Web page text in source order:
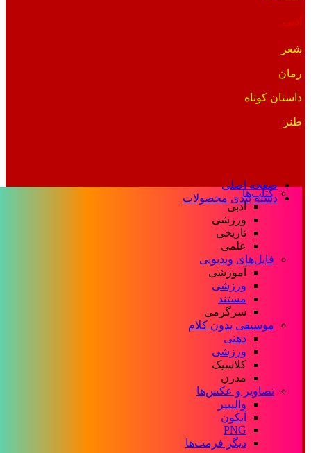
ادبی
شعر
رمان
داستان کوتاه
طنز
صفحه اصلی
دسته بندی محصولات
کتاب‌ها
ادبی
ورزشی
تاریخی
علمی
فایل‌های ویدیویی
آموزشی
ورزشی
مستند
سرگرمی
موسیقی بدون کلام
ذهنی
ورزشی
کلاسیک
مدرن
تصاویر و عکس‌ها
والپیپر
آیکون
PNG
دیگر فرمت‌ها